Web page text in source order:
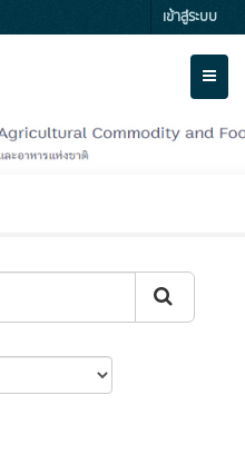
เข้าสู่ระบบ